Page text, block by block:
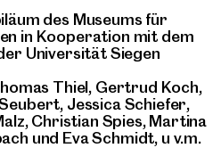
des Museums für
in Kooperation mit dem
Universität Siegen
Thiel, Gertrud Koch,
Jessica Schiefer,
Christian Spies, Martina
und Eva Schmidt, u v.m.